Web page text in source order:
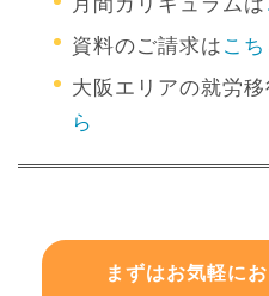
資料のご請求は こち
大阪エリアの就労
ら
まずはお気軽に